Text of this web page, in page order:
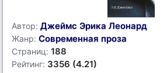
Автор: Джеймс Эрика Леонард
Жанр: Современная проза
Страниц: 188
Рейтинг: 3356 (4.21)